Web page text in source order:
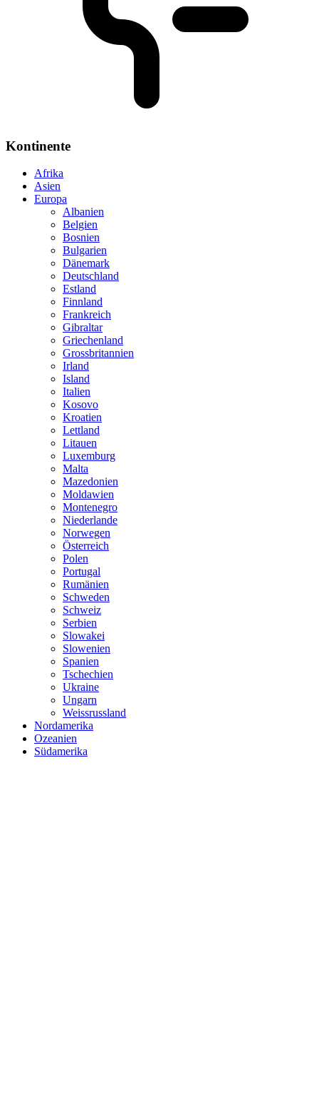
Kontinente
Afrika
Asien
Europa
Albanien
Belgien
Bosnien
Bulgarien
Dänemark
Deutschland
Estland
Finnland
Frankreich
Gibraltar
Griechenland
Grossbritannien
Irland
Island
Italien
Kosovo
Kroatien
Lettland
Litauen
Luxemburg
Malta
Mazedonien
Moldawien
Montenegro
Niederlande
Norwegen
Österreich
Polen
Portugal
Rumänien
Schweden
Schweiz
Serbien
Slowakei
Slowenien
Spanien
Tschechien
Ukraine
Ungarn
Weissrussland
Nordamerika
Ozeanien
Südamerika